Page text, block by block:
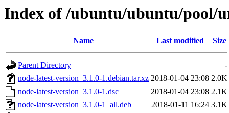
Index of /ubuntu/ubuntu/pool/
Name Last modified Size
Parent Directory
-
node-latest-version_3.1.0-1.debian.tar.xz 2018-01-04 23:08 2.0K
node-latest-version_3.1.0-1.dsc
2018-01-04 23:08 2.1K
node-latest-version_3.1.0-1_all.deb
2018-01-11 16:24 3.1K